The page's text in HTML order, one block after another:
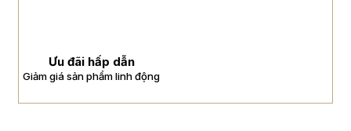
Ưu đãi hấp dẫn
Giảm giá sản phẩm linh động